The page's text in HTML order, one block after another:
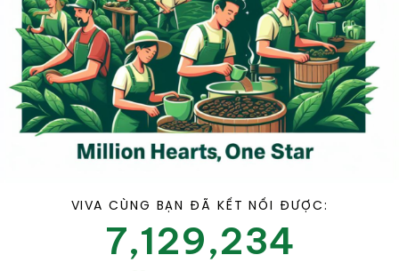
VIVA CÙNG BẠN ĐÃ KẾT NỐI ĐƯỢC:
7,129,234